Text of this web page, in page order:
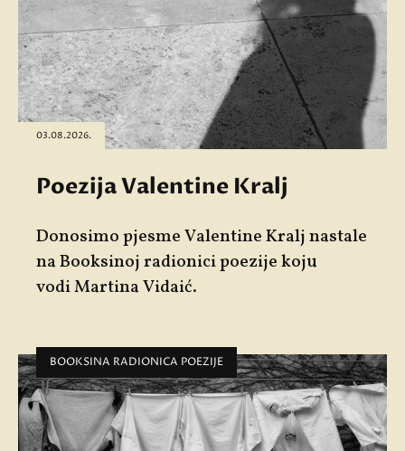
03.08.2026.
Poezija Valentine Kralj
Donosimo pjesmeValentine Kraljnastale
na Booksinoj radionici poezije koju
vodiMartina Vidaić.
BOOKSINA RADIONICA POEZIJE